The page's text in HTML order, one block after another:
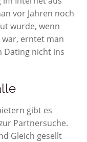
vor Jahren noch
wurde, wenn
war, erntet man
Dating nicht ins
gibt es
Partnersuche.
Gleich gesellt